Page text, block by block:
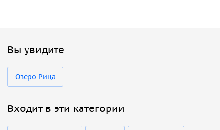
Вы увидите
Озеро Рица
Входит в эти категории